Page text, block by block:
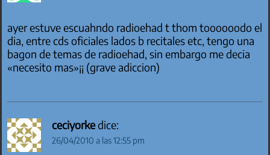
ayer estuve escuahndo radioehad t thom toooooodo el
dia, entre cds oficiales lados b recitales etc, tengo una
bagon de temas de radioehad, sin embargo me decia
«necesito mas»¡¡ (grave adiccion)
ceciyorkedice:
26/04/2010 a las 12:55 pm